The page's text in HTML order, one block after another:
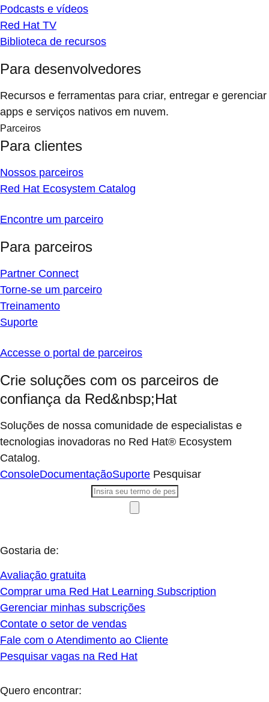
Podcasts e vídeos
Red Hat TV
Biblioteca de recursos
Para desenvolvedores
Recursos e ferramentas para criar, entregar e gerenciar
apps e serviços nativos em nuvem.
Parceiros
Para clientes
Nossos parceiros
Red Hat Ecosystem Catalog
Encontre um parceiro
Para parceiros
Partner Connect
Torne-se um parceiro
Treinamento
Suporte
Accesse o portal de parceiros
Crie soluções com os parceiros de
confiança da Red&nbsp;Hat
Soluções de nossa comunidade de especialistas e
tecnologias inovadoras no Red Hat® Ecosystem
Catalog.
ConsoleDocumentaçãoSuporte Pesquisar
Gostaria de:
Avaliação gratuita
Comprar uma Red Hat Learning Subscription
Gerenciar minhas subscrições
Contate o setor de vendas
Fale com o Atendimento ao Cliente
Pesquisar vagas na Red Hat
Quero encontrar: